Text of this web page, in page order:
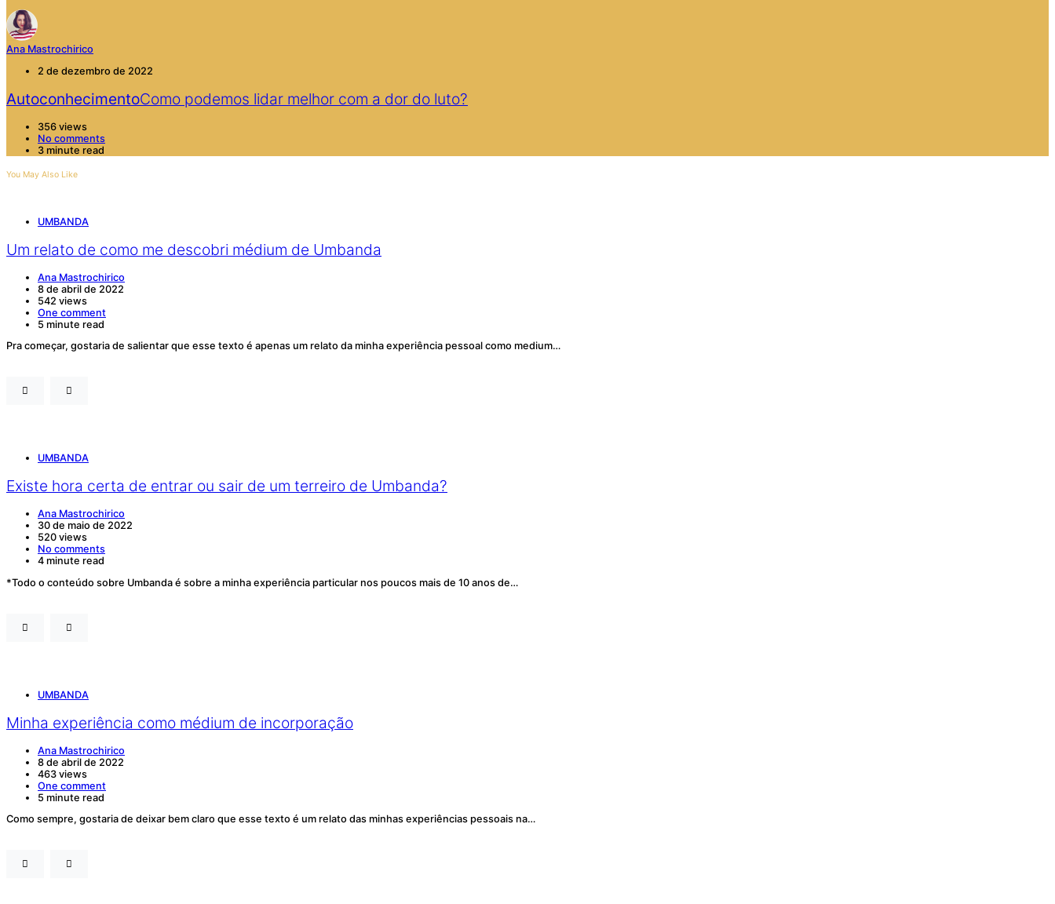
Ana Mastrochirico
2 de dezembro de 2022
AutoconhecimentoComo podemos lidar melhor com a dor do luto?
356 views
No comments
3 minute read
You May Also Like
UMBANDA
Um relato de como me descobri médium de Umbanda
Ana Mastrochirico
8 de abril de 2022
542 views
One comment
5 minute read
Pra começar, gostaria de salientar que esse texto é apenas um relato da minha experiência pessoal como medium…
UMBANDA
Existe hora certa de entrar ou sair de um terreiro de Umbanda?
Ana Mastrochirico
30 de maio de 2022
520 views
No comments
4 minute read
*Todo o conteúdo sobre Umbanda é sobre a minha experiência particular nos poucos mais de 10 anos de…
UMBANDA
Minha experiência como médium de incorporação
Ana Mastrochirico
8 de abril de 2022
463 views
One comment
5 minute read
Como sempre, gostaria de deixar bem claro que esse texto é um relato das minhas experiências pessoais na…